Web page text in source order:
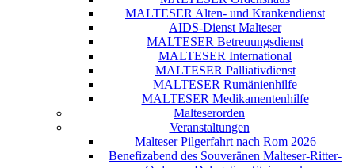
MALTESER Alten- und Krankendienst
AIDS-Dienst Malteser
MALTESER Betreuungsdienst
MALTESER International
MALTESER Palliativdienst
MALTESER Rumänienhilfe
MALTESER Medikamentenhilfe
Malteserorden
Veranstaltungen
Malteser Pilgerfahrt nach Rom 2026
Benefizabend des Souveränen Malteser-Ritter-